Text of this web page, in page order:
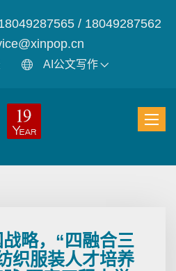
/ 18049287562
AI公文写作
略，“四融合三
织服装人才培养